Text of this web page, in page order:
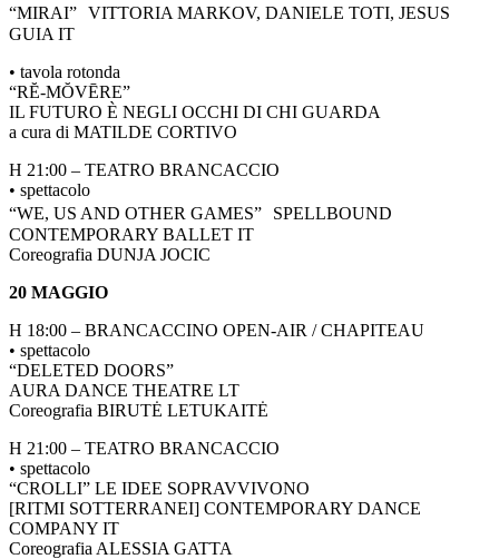
“MIRAI” VITTORIA MARKOV, DANIELE TOTI, JESUS
GUIA IT
• tavola rotonda
“RĔ-MŎVĒRE”
IL FUTURO È NEGLI OCCHI DI CHI GUARDA
a cura di MATILDE CORTIVO
H 21:00 – TEATRO BRANCACCIO
• spettacolo
“WE, US AND OTHER GAMES” SPELLBOUND
CONTEMPORARY BALLET IT
Coreografia DUNJA JOCIC
20 MAGGIO
H 18:00 – BRANCACCINO OPEN-AIR / CHAPITEAU
• spettacolo
“DELETED DOORS”
AURA DANCE THEATRE LT
Coreografia BIRUTĖ LETUKAITĖ
H 21:00 – TEATRO BRANCACCIO
• spettacolo
“CROLLI” LE IDEE SOPRAVVIVONO
[RITMI SOTTERRANEI] CONTEMPORARY DANCE
COMPANY IT
Coreografia ALESSIA GATTA